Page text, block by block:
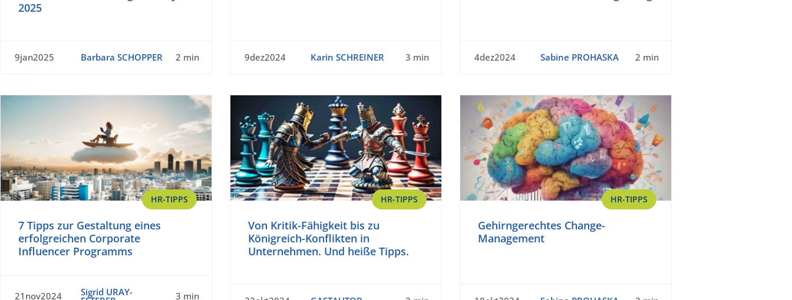
2025
9jan2025 Barbara SCHOPPER 2 min 9dez2024 Karin SCHREINER 3 min 4dez2024 Sabine PROHASKA 2 min
HR-TIPPS
7 Tipps zur Gestaltung eines
erfolgreichen Corporate
Influencer Programms
21nov2024 Sigrid URAY- 3 min
HR-TIPPS
Von Kritik-Fähigkeit bis zu
Königreich-Konflikten in
Unternehmen. Und heiße Tipps.
HR-TIPPS
Gehirngerechtes Change-
Management